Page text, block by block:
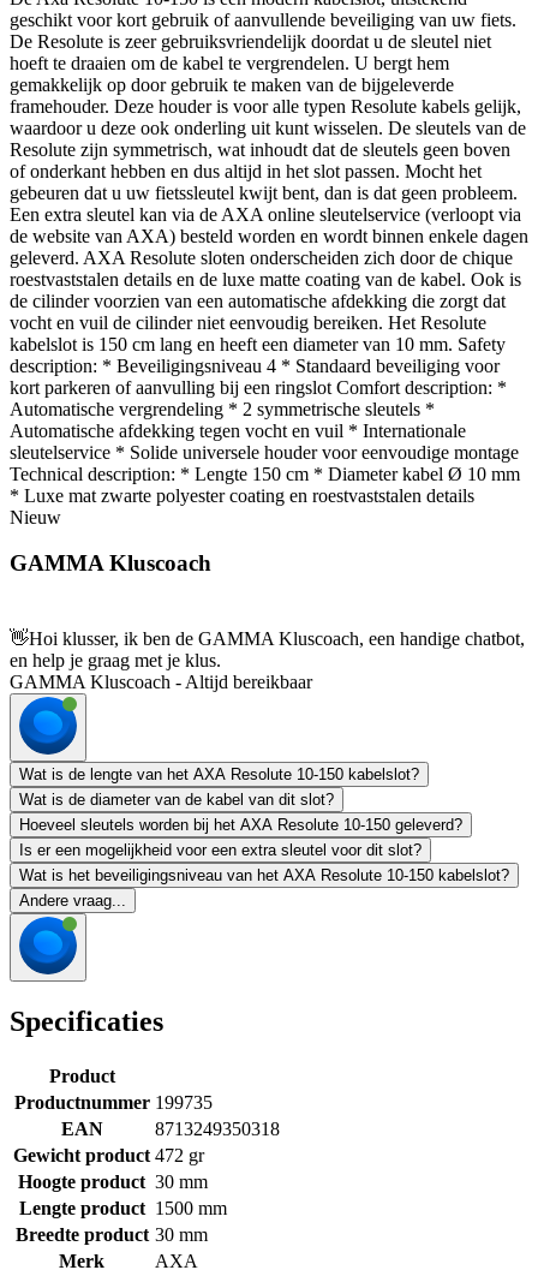
geschikt voor kort gebruik of aanvullende beveiliging van uw fiets.
De Resolute is zeer gebruiksvriendelijk doordat u de sleutel niet
hoeft te draaien om de kabel te vergrendelen. U bergt hem
gemakkelijk op door gebruik te maken van de bijgeleverde
framehouder. Deze houder is voor alle typen Resolute kabels gelijk,
waardoor u deze ook onderling uit kunt wisselen. De sleutels van de
Resolute zijn symmetrisch, wat inhoudt dat de sleutels geen boven
of onderkant hebben en dus altijd in het slot passen. Mocht het
gebeuren dat u uw fietssleutel kwijt bent, dan is dat geen probleem.
Een extra sleutel kan via de AXA online sleutelservice (verloopt via
de website van AXA) besteld worden en wordt binnen enkele dagen
geleverd. AXA Resolute sloten onderscheiden zich door de chique
roestvaststalen details en de luxe matte coating van de kabel. Ook is
de cilinder voorzien van een automatische afdekking die zorgt dat
vocht en vuil de cilinder niet eenvoudig bereiken. Het Resolute
kabelslot is 150 cm lang en heeft een diameter van 10 mm. Safety
description: * Beveiligingsniveau 4 * Standaard beveiliging voor
kort parkeren of aanvulling bij een ringslot Comfort description: *
Automatische vergrendeling * 2 symmetrische sleutels *
Automatische afdekking tegen vocht en vuil * Internationale
sleutelservice * Solide universele houder voor eenvoudige montage
Technical description: * Lengte 150 cm * Diameter kabel Ø 10 mm
* Luxe mat zwarte polyester coating en roestvaststalen details
Nieuw
GAMMA Kluscoach
👋Hoi klusser, ik ben de GAMMA Kluscoach, een handige chatbot,
en help je graag met je klus.
GAMMA Kluscoach - Altijd bereikbaar
Wat is de lengte van het AXA Resolute 10-150 kabelslot?
Wat is de diameter van de kabel van dit slot?
Hoeveel sleutels worden bij het AXA Resolute 10-150 geleverd?
Is er een mogelijkheid voor een extra sleutel voor dit slot?
Wat is het beveiligingsniveau van het AXA Resolute 10-150 kabelslot?
Andere vraag...
Specificaties
Product
Productnummer 199735
EAN
8713249350318
Gewicht product 472 gr
Hoogte product 30 mm
Lengte product 1500 mm
Breedte product 30 mm
Merk
AXA